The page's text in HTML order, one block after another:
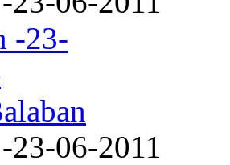
23-06-2011